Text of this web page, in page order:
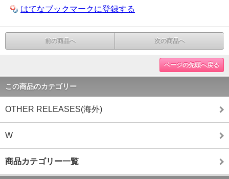
はてなブックマークに登録する
前の商品へ 次の商品へ
ページの先頭へ戻る
この商品のカテゴリー
OTHER RELEASES(海外)
W
商品カテゴリー一覧